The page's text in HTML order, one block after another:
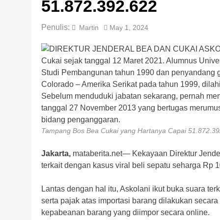
51.872.392.622
Penulis: Martin May 1, 2024
Tampang Bos Bea Cukai yang Hartanya Capai
Jakarta, mataberita.net— Kekayaan Direktur
terkait dengan kasus viral beli sepatu seharga Rp
Lantas dengan hal itu, Askolani ikut buka suara
serta pajak atas importasi barang dilakukan
kepabeanan barang yang diimpor secara online.